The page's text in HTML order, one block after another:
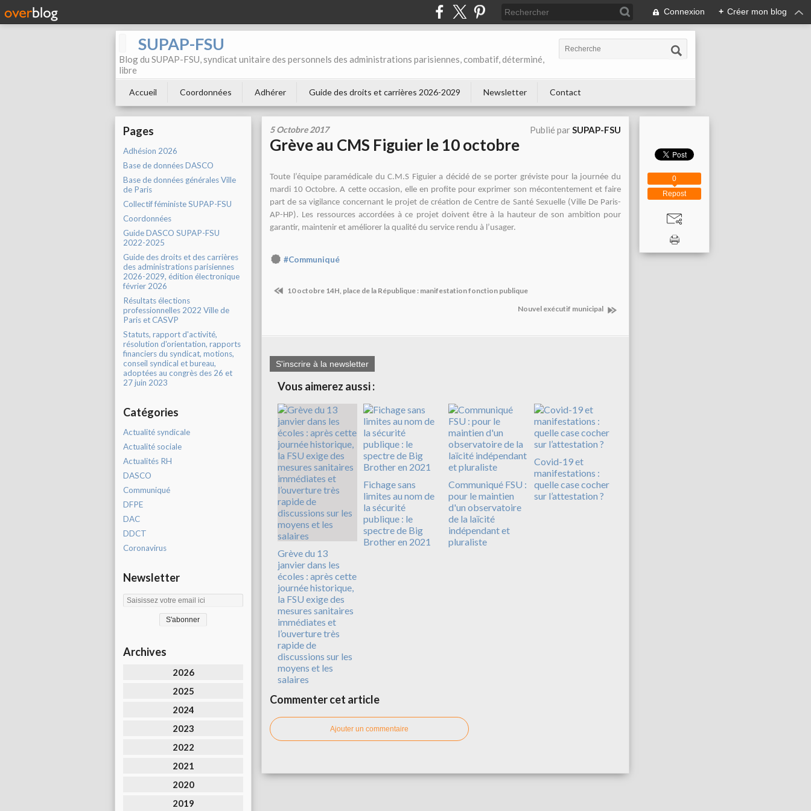
Connexion + Créer mon blog
SUPAP-FSU
Blog du SUPAP-FSU, syndicat unitaire des personnels des administrations parisiennes, combatif, déterminé,
libre
Accueil Coordonnées Adhérer Guide des droits et carrières 2026-2029 Newsletter Contact
Pages
Adhésion 2026
Base de données DASCO
Base de données générales Ville
de Paris
Collectif féministe SUPAP-FSU
Coordonnées
Guide DASCO SUPAP-FSU
2022-2025
Guide des droits et des carrières
des administrations parisiennes
2026-2029, édition électronique
février 2026
Résultats élections
professionnelles 2022 Ville de
Paris et CASVP
Statuts, rapport d'activité,
résolution d'orientation, rapports
financiers du syndicat, motions,
conseil syndical et bureau,
adoptées au congrès des 26 et
27 juin 2023
Catégories
Actualité syndicale
Actualité sociale
Actualités RH
DASCO
Communiqué
DFPE
DAC
DDCT
Coronavirus
Newsletter
Archives
2026
2025
2024
2023
2022
2021
2020
2019
5 Octobre 2017 Publié parSUPAP-FSU
Grève au CMS Figuier le 10 octobre
Toute l’équipe paramédicale du C.M.S Figuier a décidé de se porter gréviste pour la journée du
mardi 10 Octobre. A cette occasion, elle en profite pour exprimer son mécontentement et faire
part de sa vigilance concernant le projet de création de Centre de Santé Sexuelle (Ville De Paris-
AP-HP). Les ressources accordées à ce projet doivent être à la hauteur de son ambition pour
garantir, maintenir et améliorer la qualité du service rendu à l’usager.
#Communiqué
10 octobre 14H, place de la République : manifestation fonction publique
Nouvel exécutif municipal
S'inscrire à la newsletter
Vous aimerez aussi :
Grève du 13
janvier dans les
écoles : après cette
journée historique,
la FSU exige des
mesures sanitaires
immédiates et
l’ouverture très
rapide de
discussions sur les
moyens et les
salaires
Fichage sans
limites au nom de
la sécurité
publique : le
spectre de Big
Brother en 2021
Communiqué FSU :
pour le maintien
d'un observatoire
de la laïcité
indépendant et
pluraliste
Covid-19 et
manifestations :
quelle case cocher
sur l’attestation ?
Commenter cet article
Ajouter un commentaire
Repost
0